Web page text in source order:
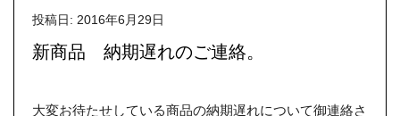
投稿日: 2016年6月29日
新商品 納期遅れのご連絡。
大変お待たせしている商品の納期遅れについて御連絡さ